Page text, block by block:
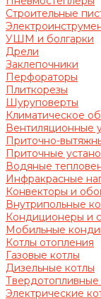
Строительные
УШМ и болгарки
Дрели
Заклепочники
Перфораторы
Плиткорезы
Шуруповерты
Климатическое
Вентиляционные
Приточно-
Приточные
Водяные
Инфракрасные
Конвекторы и
Внутрипольные
Кондиционеры и
Мобильные
Котлы отопления
Газовые котлы
Дизельные котлы
Твердотопливные
Электрические